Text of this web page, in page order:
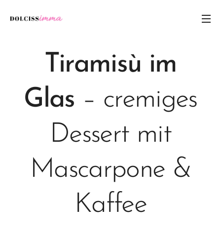
Tiramisù im
Glas – cremiges
Dessert mit
Mascarpone &
Kaffee